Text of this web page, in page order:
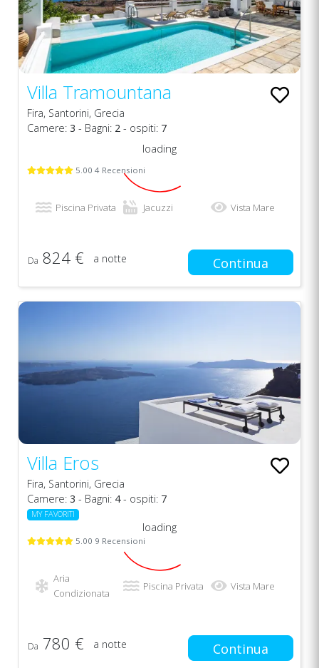
Villa Tramountana
Fira, Santorini, Grecia
Camere: 3 - Bagni: 2 - ospiti: 7
5.00 4 Recensioni
loading
Piscina Privata Jacuzzi Vista Mare
Da 824 € a notte Continua
Villa Eros
Fira, Santorini, Grecia
Camere: 3 - Bagni: 4- ospiti: 7
MY FAVORITI
5.00 9 Recensioni
loading
Aria
Condizionata
Piscina Privata Vista Mare
Da 780 € a notte Continua